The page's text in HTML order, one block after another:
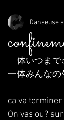
Danseuse
一体いつまで
一体みんなの
ca va
On vas ou?